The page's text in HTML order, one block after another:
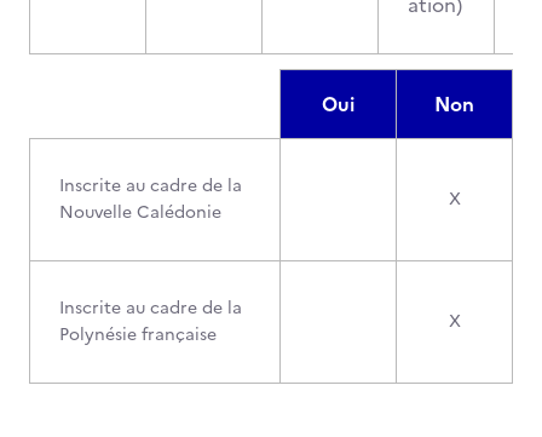
Oui Non
Inscrite au cadre de la
Nouvelle Calédonie
X
Inscrite au cadre de la
Polynésie française
X